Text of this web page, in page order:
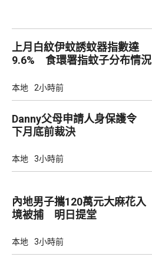
上月白紋伊蚊誘蚊器指數達
9.6% 食環署指蚊子分布情況
本地 2小時前
Danny父母申請人身保護令
下月底前裁決
本地 3小時前
內地男子攜120萬元大麻花入
境被捕 明日提堂
本地 3小時前